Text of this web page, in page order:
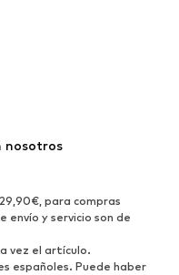
deportivos
nosotros
para compras
y servicio son de
vez el artículo.
españoles. Puede haber